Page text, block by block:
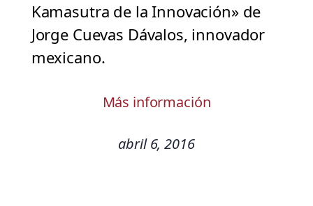
Kamasutra de la Innovación» de
Jorge Cuevas Dávalos, innovador
mexicano.
Más información
abril 6, 2016